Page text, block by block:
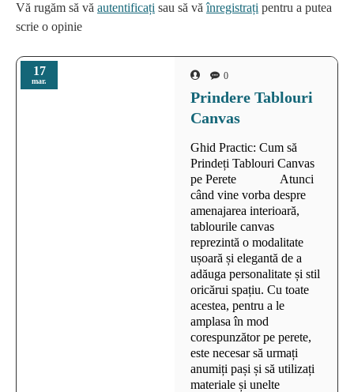
17
mar. 0
Prindere Tablouri
Canvas
Ghid Practic: Cum să
Prindeți Tablouri Canvas
pe Perete Atunci
când vine vorba despre
amenajarea interioară,
tablourile canvas
reprezintă o modalitate
ușoară și elegantă de a
adăuga personalitate și stil
oricărui spațiu. Cu toate
acestea, pentru a le
amplasa în mod
corespunzător pe perete,
este necesar să urmați
anumiți pași și să utilizați
materiale și unelte
Vă rugăm să vă autentificați sau să văînregistrați pentru a putea
scrie o opinie